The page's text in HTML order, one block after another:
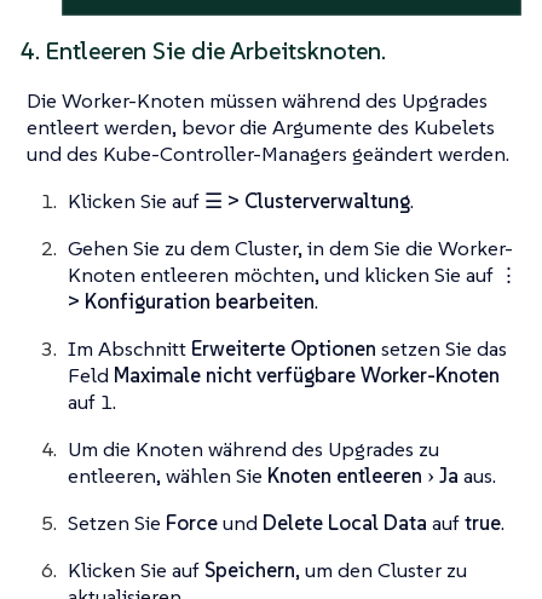
4. Entleeren Sie die Arbeitsknoten.
Die Worker-Knoten müssen während des Upgrades
entleert werden, bevor die Argumente des Kubelets
und des Kube-Controller-Managers geändert werden.
Klicken Sie auf ☰ > Clusterverwaltung.
Gehen Sie zu dem Cluster, in dem Sie die Worker-
Knoten entleeren möchten, und klicken Sie auf ⋮
> Konfiguration bearbeiten.
Im Abschnitt Erweiterte Optionen setzen Sie das
Feld Maximale nicht verfügbare Worker-Knoten
auf 1.
Um die Knoten während des Upgrades zu
entleeren, wählen Sie Knoten entleeren Ja aus.
Setzen Sie Forceund Delete Local Data auftrue.
Klicken Sie auf Speichern, um den Cluster zu